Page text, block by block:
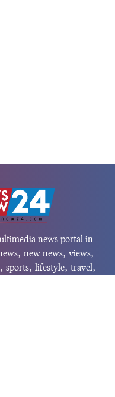
news portal in
new news, views,
sports, lifestyle, travel,